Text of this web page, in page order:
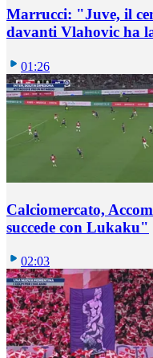
Marrucci: "Juve, il
davanti Vlahovic ha
01:26
Calciomercato,
succede con Lukaku"
02:03